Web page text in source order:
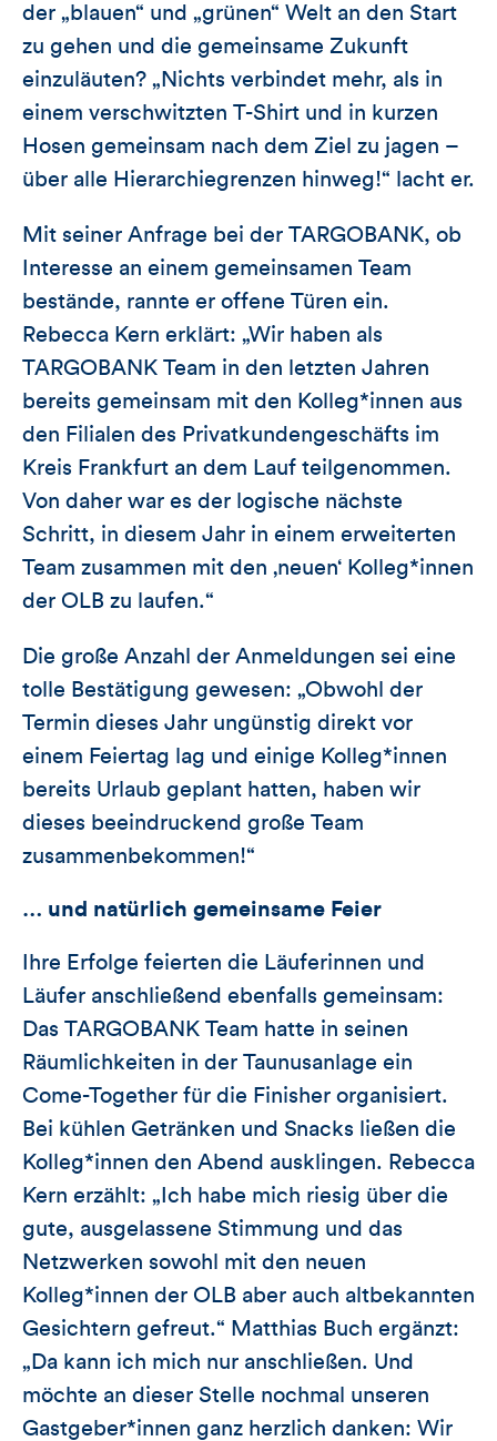
der „blauen“ und „grünen“ Welt an den Start
zu gehen und die gemeinsame Zukunft
einzuläuten? „Nichts verbindet mehr, als in
einem verschwitzten T-Shirt und in kurzen
Hosen gemeinsam nach dem Ziel zu jagen –
über alle Hierarchiegrenzen hinweg!“ lacht er.
Mit seiner Anfrage bei der TARGOBANK, ob
Interesse an einem gemeinsamen Team
bestände, rannte er offene Türen ein.
Rebecca Kern erklärt: „Wir haben als
TARGOBANK Team in den letzten Jahren
bereits gemeinsam mit den Kolleg*innen aus
den Filialen des Privatkundengeschäfts im
Kreis Frankfurt an dem Lauf teilgenommen.
Von daher war es der logische nächste
Schritt, in diesem Jahr in einem erweiterten
Team zusammen mit den ‚neuen‘ Kolleg*innen
der OLB zu laufen.“
Die große Anzahl der Anmeldungen sei eine
tolle Bestätigung gewesen: „Obwohl der
Termin dieses Jahr ungünstig direkt vor
einem Feiertag lag und einige Kolleg*innen
bereits Urlaub geplant hatten, haben wir
dieses beeindruckend große Team
zusammenbekommen!“
… und natürlich gemeinsame Feier
Ihre Erfolge feierten die Läuferinnen und
Läufer anschließend ebenfalls gemeinsam:
Das TARGOBANK Team hatte in seinen
Räumlichkeiten in der Taunusanlage ein
Come-Together für die Finisher organisiert.
Bei kühlen Getränken und Snacks ließen die
Kolleg*innen den Abend ausklingen. Rebecca
Kern erzählt: „Ich habe mich riesig über die
gute, ausgelassene Stimmung und das
Netzwerken sowohl mit den neuen
Kolleg*innen der OLB aber auch altbekannten
Gesichtern gefreut.“ Matthias Buch ergänzt:
„Da kann ich mich nur anschließen. Und
möchte an dieser Stelle nochmal unseren
Gastgeber*innen ganz herzlich danken: Wir